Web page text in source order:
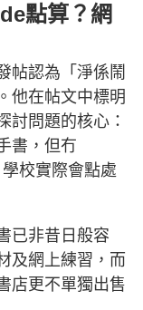
點算？網
帖認為「淨係鬧
他在帖文中標明
討問題的核心：
書，但冇
校實際會點處
已非昔日般容
及網上練習，而
店更不單獨出售